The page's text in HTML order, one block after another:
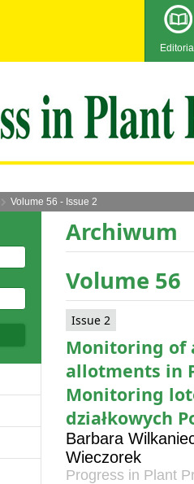
Volume 56 - Issue 2
Archiwum
Volume 56
Issue 2
Monitoring of
allotments in
Monitoring
działkowych
Barbara
Wieczorek
Progress in Plant